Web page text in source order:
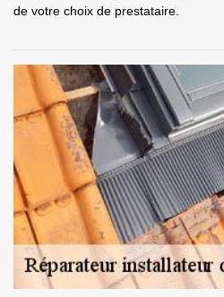
de votre choix de prestataire.